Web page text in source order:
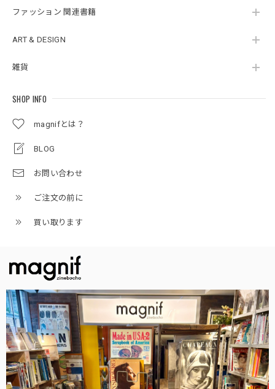
ファッション 関連書籍
ART & DESIGN
雑貨
SHOP INFO
magnifとは？
BLOG
お問い合わせ
ご注文の前に
買い取ります